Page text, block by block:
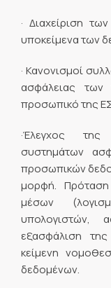
· Διαχείριση
υποκείμενα των
· Κανονισμοί
ασφάλειας
προσωπικό της
·Έλεγχος
συστημάτων
προσωπικών
μορφή. Πρόταση
μέσων
υπολογιστών,
εξασφάλιση
κείμενη
δεδομένων.